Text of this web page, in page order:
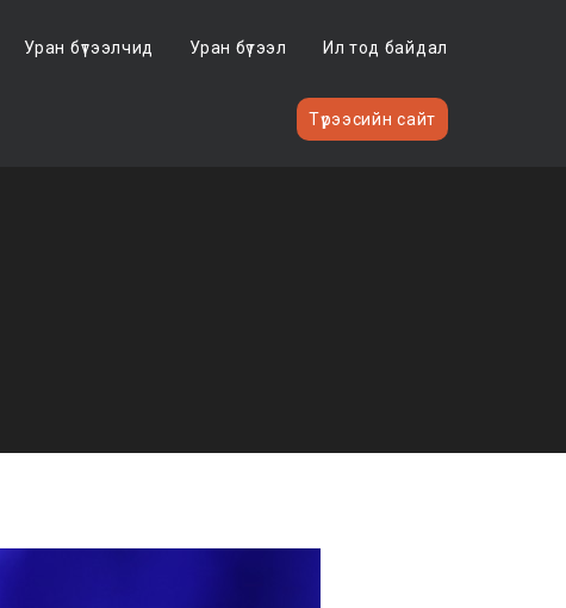
Уран бүтээлчид Уран бүтээл Ил тод байдал
Түрээсийн сайт